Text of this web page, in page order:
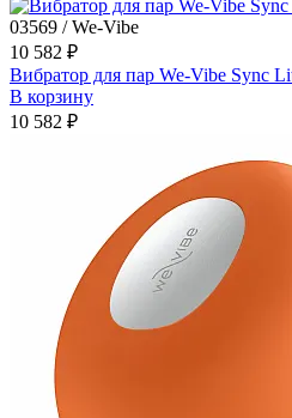
03569 / We-Vibe
10 582 ₽
Вибратор для пар We-Vibe Sync
В корзину
10 582 ₽